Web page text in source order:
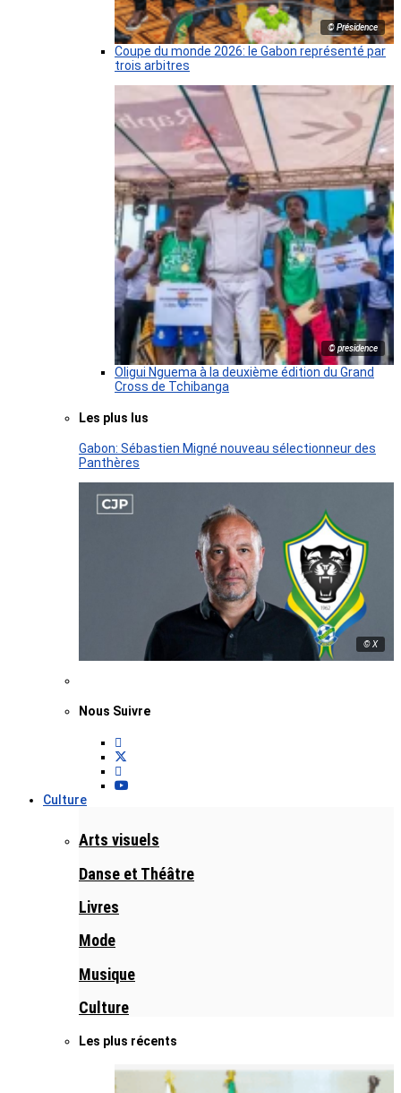
© Présidence
Coupe du monde 2026: le Gabon représenté par
trois arbitres
© presidence
Oligui Nguema à la deuxième édition du Grand
Cross de Tchibanga
Les plus lus
Gabon: Sébastien Migné nouveau sélectionneur des
Panthères
© X
Nous Suivre
Culture
Arts visuels
Danse et Théâtre
Livres
Mode
Musique
Culture
Les plus récents